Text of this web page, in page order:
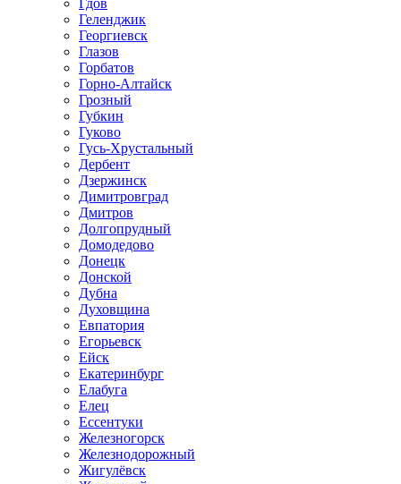
Гдов
Геленджик
Георгиевск
Глазов
Горбатов
Горно-Алтайск
Грозный
Губкин
Гуково
Гусь-Хрустальный
Дербент
Дзержинск
Димитровград
Дмитров
Долгопрудный
Домодедово
Донецк
Донской
Дубна
Духовщина
Евпатория
Егорьевск
Ейск
Екатеринбург
Елабуга
Елец
Ессентуки
Железногорск
Железнодорожный
Жигулёвск